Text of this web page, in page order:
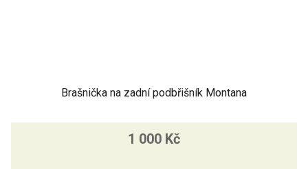
Brašnička na zadní podbřišník Montana
1 000 Kč